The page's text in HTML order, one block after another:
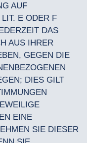
AUF
E ODER F
DAS
AUS IHRER
GEGEN DIE
DIES GILT
EINE
SIE DIESER